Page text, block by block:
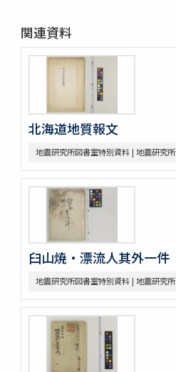
関連資料
北海道地質報文
地震研究所図書室特別資料 | 地震研究所
臼山焼・漂流人其外一件
地震研究所図書室特別資料 | 地震研究所